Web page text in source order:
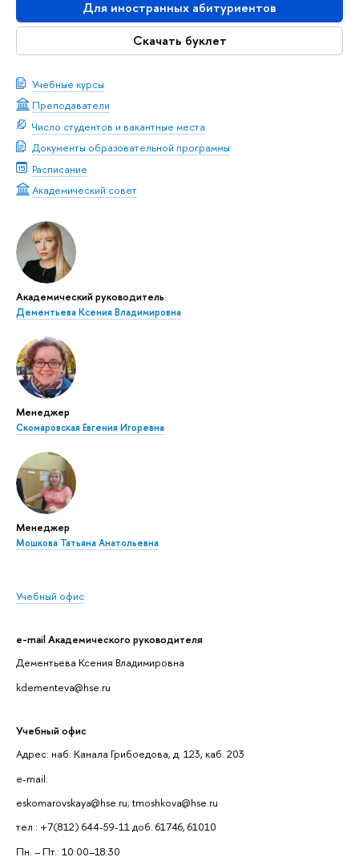
Для иностранных абитуриентов
Скачать буклет
Учебные курсы
Преподаватели
Число студентов и вакантные места
Документы образовательной программы
Расписание
Академический совет
Академический руководитель
Дементьева Ксения Владимировна
Менеджер
Скомаровская Евгения Игоревна
Менеджер
Мошкова Татьяна Анатольевна
Учебный офис
e-mail Академического руководителя
Дементьева Ксения Владимировна
kdementeva@hse.ru
Учебный офис
Адрес: наб. Канала Грибоедова, д. 123, каб. 203
e-mail:
eskomarovskaya@hse.ru; tmoshkova@hse.ru
тел.: +7(812) 644-59-11 доб. 61746, 61010
Пн. – Пт.: 10:00–18:30